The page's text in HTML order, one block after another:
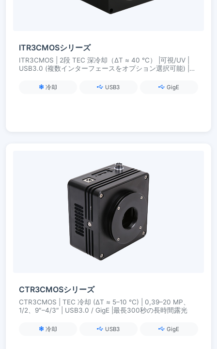
ITR3CMOSシリーズ
ITR3CMOS | 2段 TEC 深冷却（ΔT ≈ 40 °C） |可視/UV |
USB3.0 (複数インターフェースをオプション選択可能) |産
冷却 USB3 GigE
CTR3CMOSシリーズ
CTR3CMOS | TEC 冷却 (ΔT ≈ 5–10 °C) | 0,39–20 MP、
1/2、9″–4/3″ | USB3.0 / GigE |最長300秒の長時間露光
冷却 USB3 GigE